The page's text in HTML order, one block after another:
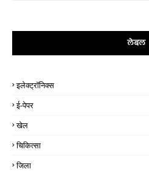
लेबल
इलेक्ट्रॉनिक्स
ई-पेपर
खेल
चिकित्सा
जिला